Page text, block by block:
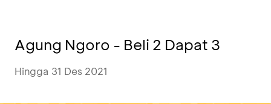
Agung Ngoro - Beli 2 Dapat 3
Hingga 31 Des 2021